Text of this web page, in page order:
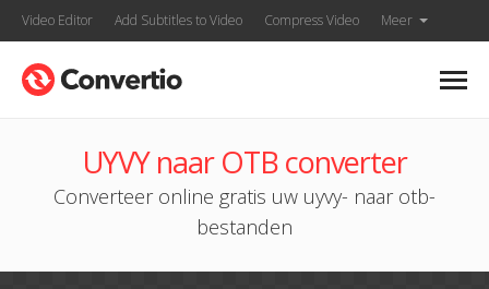
Video Editor Add Subtitles to Video Compress Video Meer
UYVY naar OTB converter
Converteer online gratis uw uyvy- naar otb-
bestanden